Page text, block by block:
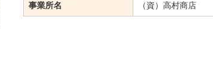
事業所名 （資）高村商店